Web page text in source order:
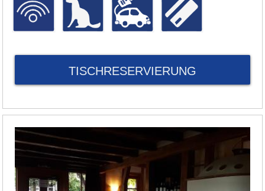
TISCHRESERVIERUNG